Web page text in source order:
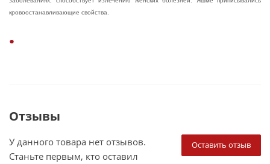
кровоостанавливающие свойства.
Отзывы
Оставить отзыв
У данного товара нет отзывов.
Станьте первым, кто оставил